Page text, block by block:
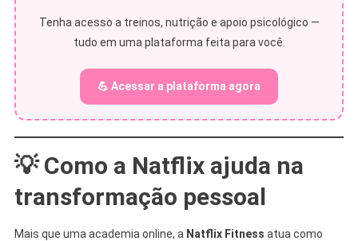
Tenha acesso a treinos, nutrição e apoio psicológico —
tudo em uma plataforma feita para você.
💪 Acessar a plataforma agora
💡 Como a Natflix ajuda na
transformação pessoal
Mais que uma academia online, a Natflix Fitness atua como